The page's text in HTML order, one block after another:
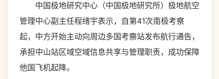
中国极地研究中心（中国极地研究所）极地航空
管理中心副主任程绪宇表示，自第41次南极考察
起，中方开始主动向周边多国考察站发布航行通告，
承担中山站区域空域信息共享与管理职责，成功保障
他国飞机起降。